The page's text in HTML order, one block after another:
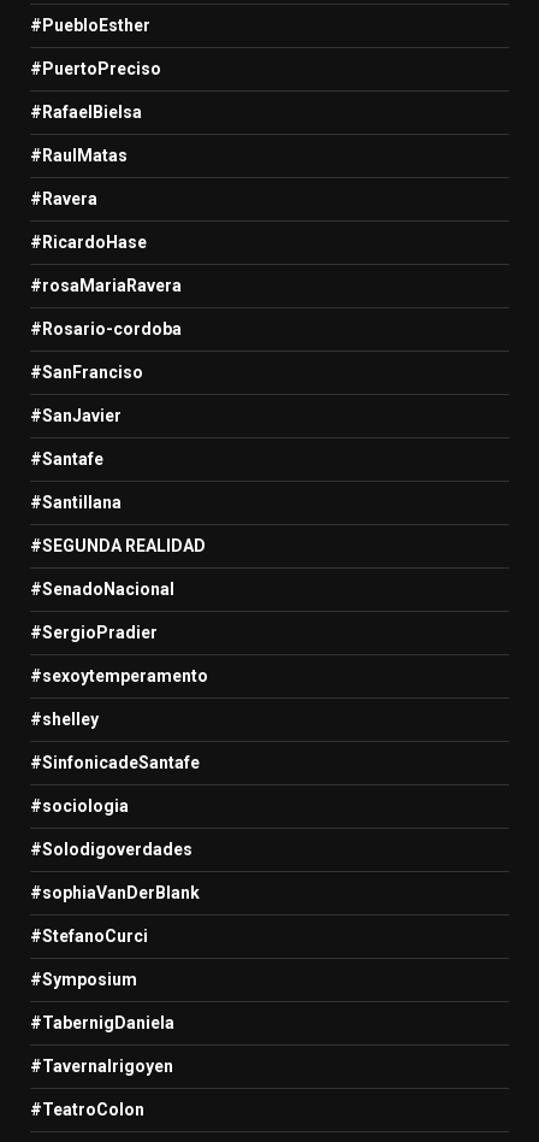
#PuebloEsther
#PuertoPreciso
#RafaelBielsa
#RaulMatas
#Ravera
#RicardoHase
#rosaMariaRavera
#Rosario-cordoba
#SanFranciso
#SanJavier
#Santafe
#Santillana
#SEGUNDA REALIDAD
#SenadoNacional
#SergioPradier
#sexoytemperamento
#shelley
#SinfonicadeSantafe
#sociologia
#Solodigoverdades
#sophiaVanDerBlank
#StefanoCurci
#Symposium
#TabernigDaniela
#TavernaIrigoyen
#TeatroColon